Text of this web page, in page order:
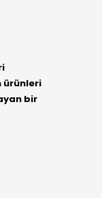
ürünleri
bir